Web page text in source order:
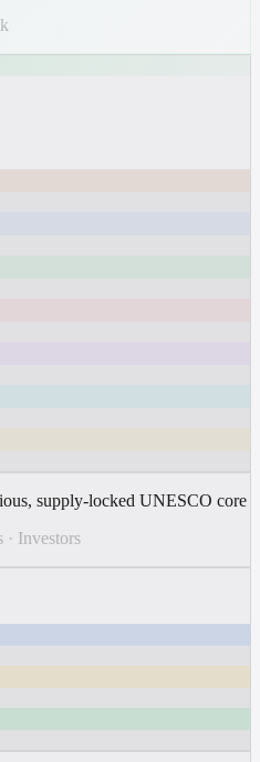
supply-locked UNESCO core
· Investors